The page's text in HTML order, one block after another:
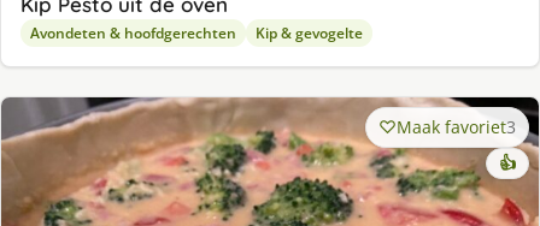
Avondeten & hoofdgerechten Kip & gevogelte
Maak favoriet3
👍